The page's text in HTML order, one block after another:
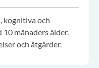
kognitiva och
månaders ålder.
och åtgärder.